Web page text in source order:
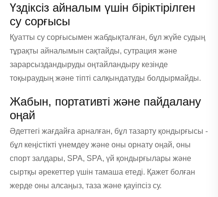
Үздіксіз айналым үшін біріктірілген
су сорғысы
Қуатты су сорғысымен жабдықталған, бұл жүйе судың
тұрақты айналымын сақтайды, сутрация және
зарарсыздандыруды оңтайландыру кезінде
тоқыраудың және тіпті салқындатуды болдырмайды.
Жабын, портативті және пайдалану
оңай
Әдеттегі жағдайға арналған, бұл тазарту қондырғысы -
бұл кеңістікті үнемдеу және оны орнату оңай, оны
спорт залдары, SPA, SPA, үй қондырғылары және
сыртқы әрекеттер үшін тамаша етеді. Қажет болған
жерде оны алсаңыз, таза және қауіпсіз су.